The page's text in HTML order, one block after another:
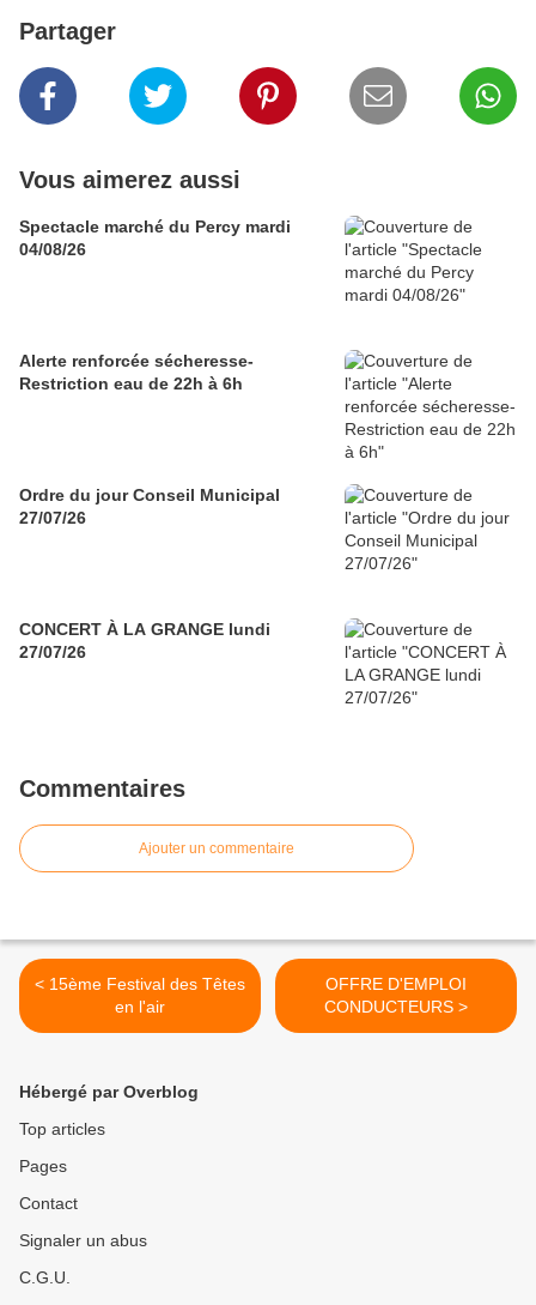
Partager
Vous aimerez aussi
Spectacle marché du Percy mardi
04/08/26
Alerte renforcée sécheresse-
Restriction eau de 22h à 6h
Ordre du jour Conseil Municipal
27/07/26
CONCERT À LA GRANGE lundi
27/07/26
Commentaires
Ajouter un commentaire
< 15ème Festival des Têtes
en l'air
OFFRE D'EMPLOI
CONDUCTEURS >
Hébergé par Overblog
Top articles
Pages
Contact
Signaler un abus
C.G.U.